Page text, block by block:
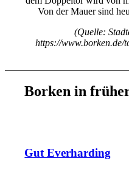
Von der Mauer sind
(Quelle:
https://www.borken.de/
Borken in
Gut Everharding